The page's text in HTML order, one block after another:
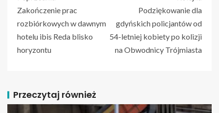
Zakończenie prac
rozbiórkowych w dawnym
hotelu ibis Reda blisko
horyzontu
Podziękowanie dla
gdyńskich policjantów od
54-letniej kobiety po kolizji
na Obwodnicy Trójmiasta
Przeczytaj również